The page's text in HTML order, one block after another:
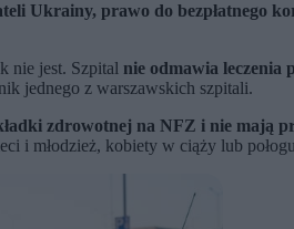
Ukrainy, prawo do bezpłatnego
nie jest. Szpital nie odmawia leczenia
jednego z warszawskich szpitali.
zdrowotnej na NFZ i nie mają
i młodzież, kobiety w ciąży lub